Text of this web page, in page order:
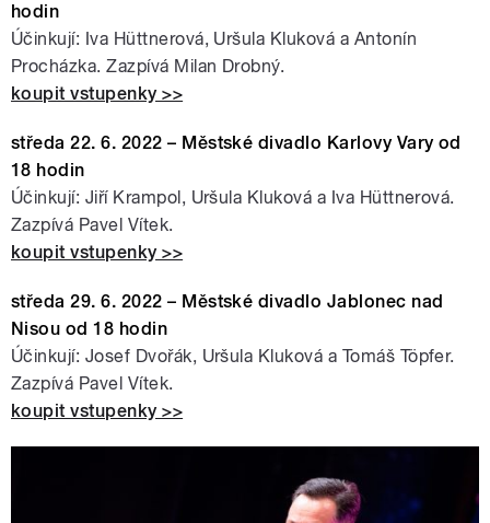
hodin
Účinkují: Iva Hüttnerová, Uršula Kluková a Antonín
Procházka. Zazpívá Milan Drobný.
koupit vstupenky >>
středa 22. 6. 2022 – Městské divadlo Karlovy Vary od
18 hodin
Účinkují: Jiří Krampol, Uršula Kluková a Iva Hüttnerová.
Zazpívá Pavel Vítek.
koupit vstupenky >>
středa 29. 6. 2022 – Městské divadlo Jablonec nad
Nisou od 18 hodin
Účinkují: Josef Dvořák, Uršula Kluková a Tomáš Töpfer.
Zazpívá Pavel Vítek.
koupit vstupenky >>